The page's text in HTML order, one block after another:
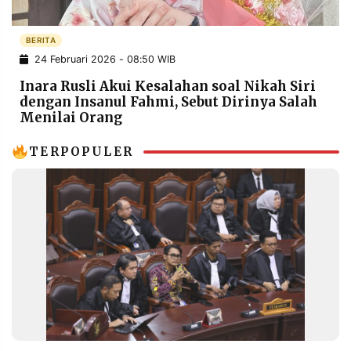
INFORMASI
IKLAN
KIRIM
PENGADUAN TERM
OF
SERVICE
IKUTI
RESOLUSI
MEDIA
BERITA
24 Februari 2026 - 08:50 WIB
Inara Rusli Akui Kesalahan soal Nikah Siri
dengan Insanul Fahmi, Sebut Dirinya Salah
Menilai Orang
TERPOPULER